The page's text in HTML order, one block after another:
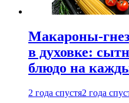
Макароны-
в духовке:
блюдо на
2 года спустя2 года